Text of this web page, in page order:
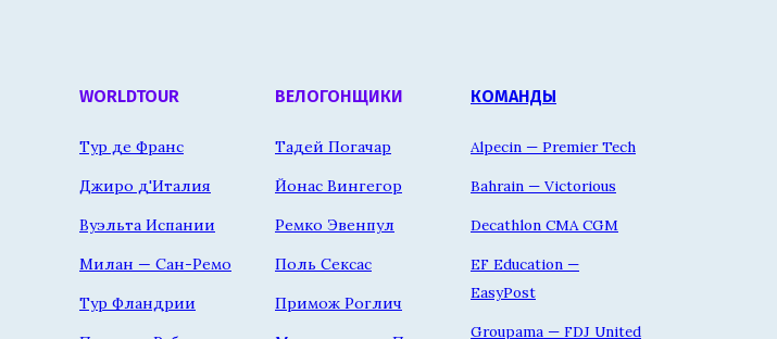
WORLDTOUR
Тур де Франс
Джиро д'Италия
Вуэльта Испании
Милан — Сан-Ремо
Тур Фландрии
ВЕЛОГОНЩИКИ
Тадей Погачар
Йонас Вингегор
Ремко Эвенпул
Поль Сексас
Примож Роглич
КОМАНДЫ
Alpecin — Premier Tech
Bahrain — Victorious
Decathlon CMA CGM
EF Education —
EasyPost
Groupama — FDJ United